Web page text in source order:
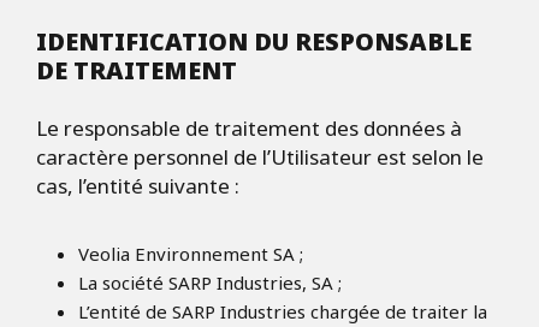
IDENTIFICATION DU RESPONSABLE
DE TRAITEMENT
Le responsable de traitement des données à
caractère personnel de l’Utilisateur est selon le
cas, l’entité suivante :
Veolia Environnement SA ;
La société SARP Industries, SA ;
L’entité de SARP Industries chargée de traiter la